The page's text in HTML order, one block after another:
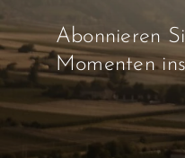
Abonnieren
Momenten